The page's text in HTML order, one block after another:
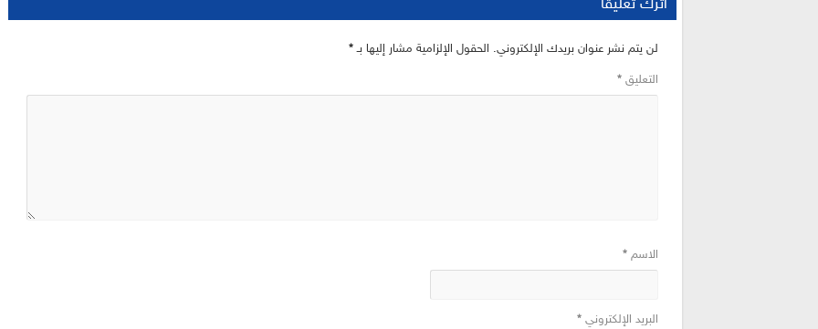
اترك تعليقاً
لن يتم نشر عنوان بريدك الإلكتروني. الحقول الإلزامية مشار إليها بـ*
التعليق*
الاسم*
البريد الإلكتروني*